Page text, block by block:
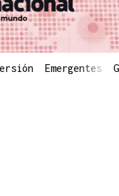
Emergentes